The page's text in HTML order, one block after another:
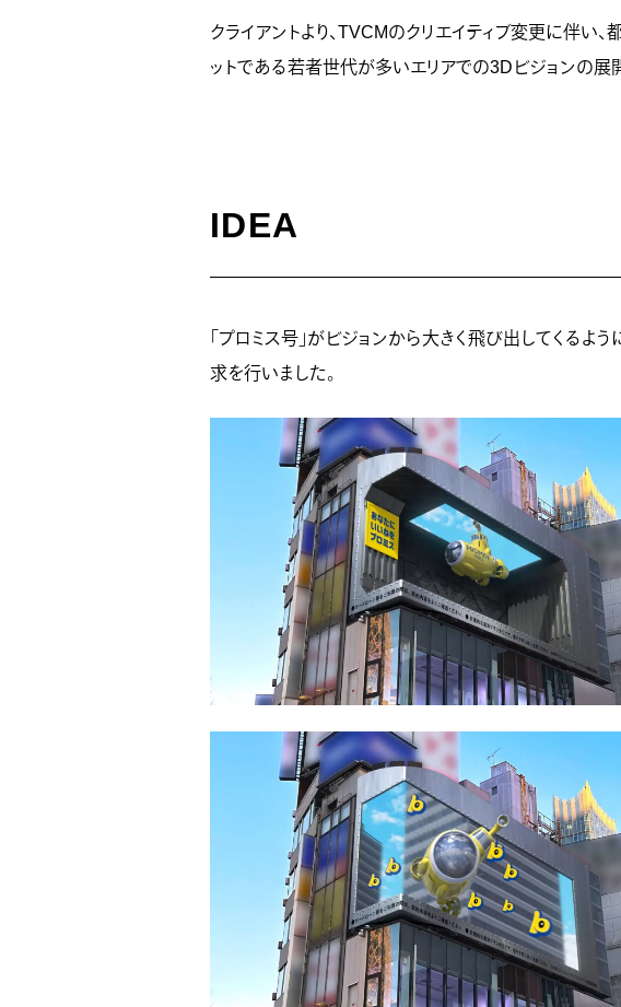
クライアントより、TVCMのクリエイティブ変更に伴い
ットである若者世代が多いエリアでの3Dビジョンの展
IDEA
「プロミス号」がビジョンから大きく飛び出してくるよ
求を行いました。